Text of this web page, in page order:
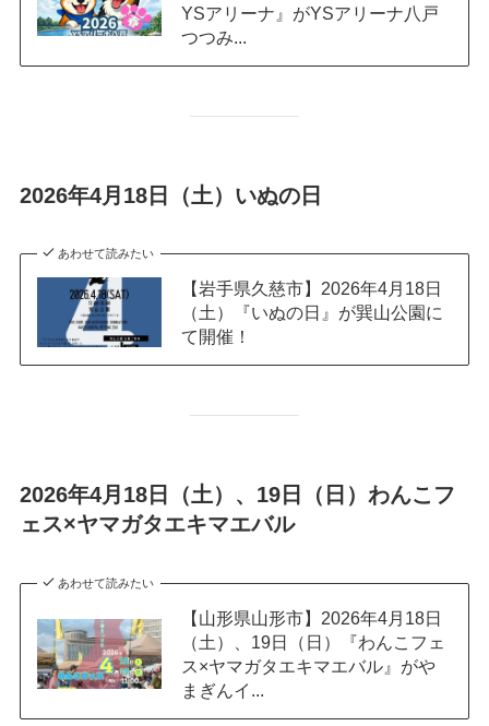
YSアリーナ』がYSアリーナ八戸
つつみ...
2026年4月18日（土）いぬの日
あわせて読みたい
【岩手県久慈市】2026年4月18日
（土）『いぬの日』が巽山公園に
て開催！
2026年4月18日（土）、19日（日）わんこフ
ェス×ヤマガタエキマエバル
あわせて読みたい
【山形県山形市】2026年4月18日
（土）、19日（日）『わんこフェ
ス×ヤマガタエキマエバル』がや
まぎんイ...